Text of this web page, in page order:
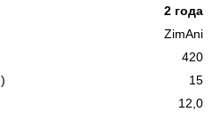
2 года
ZimAni
420
15
12,0